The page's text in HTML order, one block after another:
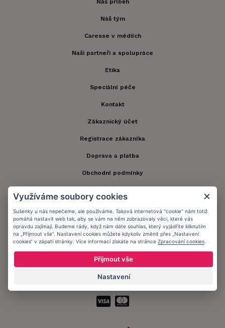
Náš příběh
Náš tým
Caresse v médiích
Naši partneři a spolupráce
Etika
Speciální péče
Kontakt
Zákaznický účet
Registrace zákazníka
Doprava a platba
Obchodní podmínky
Zůstaňte s námi v kontaktu.
Využíváme soubory cookies
Sušenky u nás nepečeme, ale používáme. Taková internetová "cookie" nám totiž
pomáhá nastavit web tak, aby se vám na něm zobrazovaly věci, které vás
opravdu zajímají. Budeme rády, když nám dáte souhlas, který vyjádříte kliknutím
na „Přijmout vše“. Nastavení cookies můžete kdykoliv změnit přes „Nastavení
cookies“ v zápatí stránky. Více informací získáte na stránce Zpracování cookies
Přijmout vše
Nastavení